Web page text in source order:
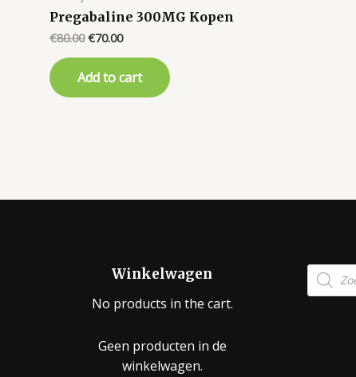
Pregabaline 300MG Kopen
€80.00 Original
€80.00.
€70.00Current
€70.00.
Add to cart
Winkelwagen
No products in the cart.
Geen producten in de
winkelwagen.
zoeken